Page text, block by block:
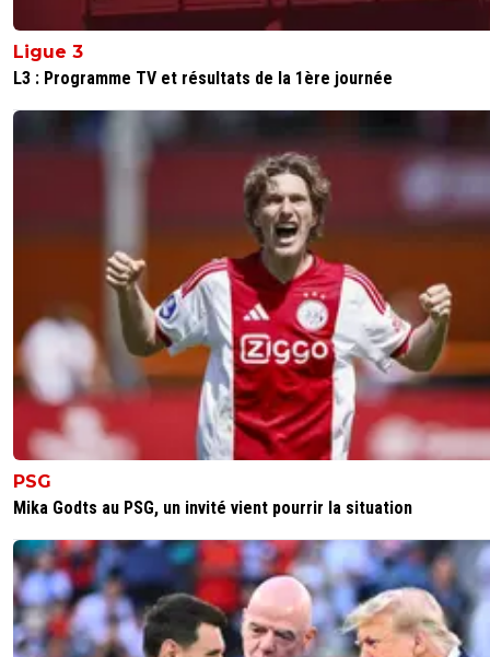
Ligue 3
L3 : Programme TV et résultats de la 1ère journée
PSG
Mika Godts au PSG, un invité vient pourrir la situation